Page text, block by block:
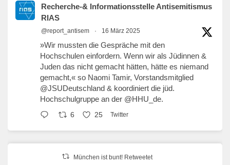
Recherche-& Informationsstelle Antisemitismus
RIAS
@report_antisem · 16 März 2025
»Wir mussten die Gespräche mit den
Hochschulen einfordern. Wenn wir als Jüdinnen &
Juden das nicht gemacht hätten, hätte es niemand
gemacht,« so Naomi Tamir, Vorstandsmitglied
@JSUDeutschland & koordiniert die jüd.
Hochschulgruppe an der @HHU_de.
6 25 Twitter
München ist bunt! Retweetet